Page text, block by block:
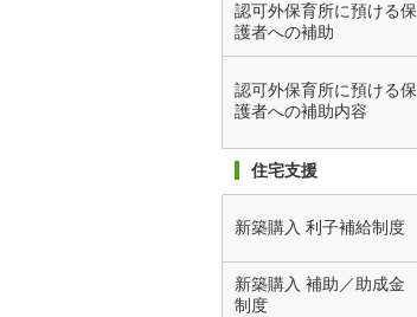
認可外保育所に預ける保
護者への補助
認可外保育所に預ける保
護者への補助内容
住宅支援
新築購入 利子補給制度
新築購入 補助／助成金
制度